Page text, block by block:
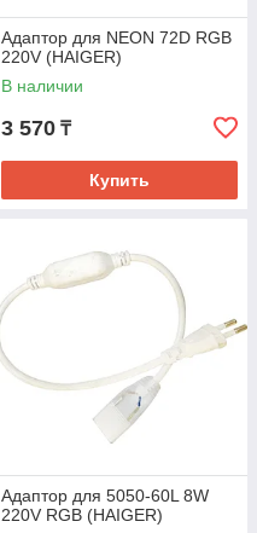
Адаптор для NEON 72D RGB
220V (HAIGER)
В наличии
3 570 ₸
Купить
Адаптор для 5050-60L 8W
220V RGB (HAIGER)